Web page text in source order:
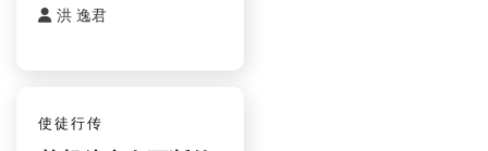
洪 逸君
使徒行传